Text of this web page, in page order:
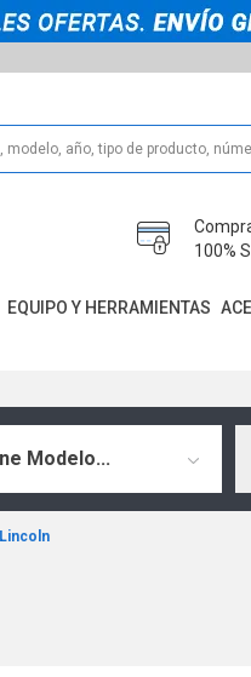
100%
EQUIPO Y HERRAMIENTAS
Modelo...
Lincoln